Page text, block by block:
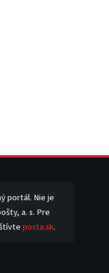
portál. Nie je
a. s. Pre
posta.sk.